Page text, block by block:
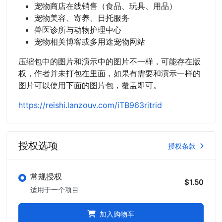
宠物商店在线销售（食品、玩具、用品）
宠物美容、寄养、日托服务
兽医诊所与动物护理中心
宠物相关博客或多用途宠物网站
压缩包中的图片和演示中的图片不一样，可能存在版
权，作者并未打包在里面，如果有需要和演示一样的
图片可以使用下面的图片包，覆盖即可。
https://reishi.lanzouv.com/iTB963ritrid
授权选项 授权条款
常规授权
适用于一个项目
$1.50
加入购物车